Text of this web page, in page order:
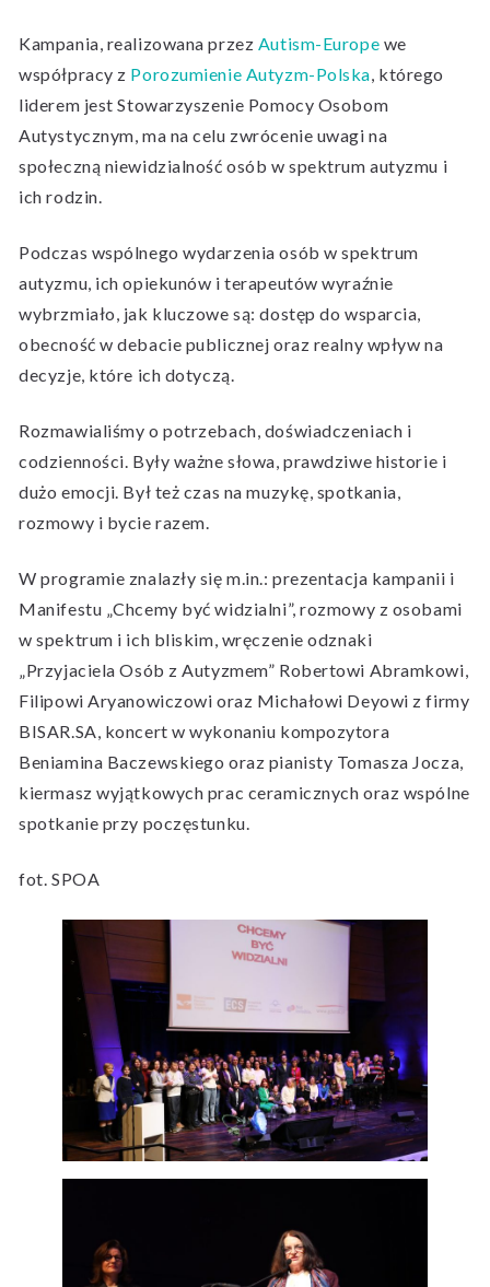
Kampania, realizowana przez Autism-Europe we
współpracy z Porozumienie Autyzm-Polska, którego
liderem jest Stowarzyszenie Pomocy Osobom
Autystycznym, ma na celu zwrócenie uwagi na
społeczną niewidzialność osób w spektrum autyzmu i
ich rodzin.
Podczas wspólnego wydarzenia osób w spektrum
autyzmu, ich opiekunów i terapeutów wyraźnie
wybrzmiało, jak kluczowe są: dostęp do wsparcia,
obecność w debacie publicznej oraz realny wpływ na
decyzje, które ich dotyczą.
Rozmawialiśmy o potrzebach, doświadczeniach i
codzienności. Były ważne słowa, prawdziwe historie i
dużo emocji. Był też czas na muzykę, spotkania,
rozmowy i bycie razem.
W programie znalazły się m.in.: prezentacja kampanii i
Manifestu „Chcemy być widzialni”, rozmowy z osobami
w spektrum i ich bliskim, wręczenie odznaki
„Przyjaciela Osób z Autyzmem” Robertowi Abramkowi,
Filipowi Aryanowiczowi oraz Michałowi Deyowi z firmy
BISAR.SA, koncert w wykonaniu kompozytora
Beniamina Baczewskiego oraz pianisty Tomasza Jocza,
kiermasz wyjątkowych prac ceramicznych oraz wspólne
spotkanie przy poczęstunku.
fot. SPOA